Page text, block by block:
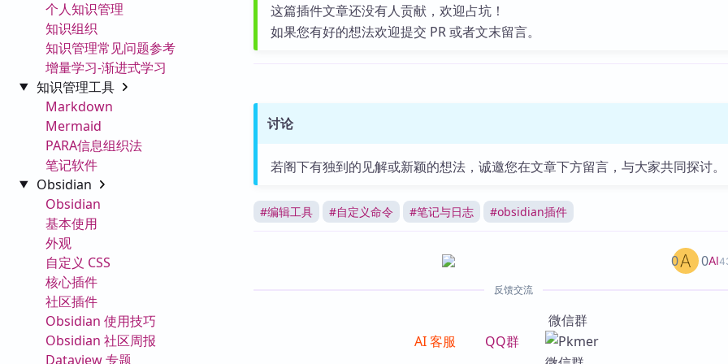
个人知识管理
知识组织
知识管理常见问题参考
增量学习-渐进式学习
知识管理工具
Markdown
Mermaid
PARA信息组织法
笔记软件
Obsidian
Obsidian
基本使用
外观
自定义 CSS
核心插件
社区插件
Obsidian 使用技巧
Obsidian 社区周报
Dataview 专题
这篇插件文章还没有人贡献，欢迎占坑！
如果您有好的想法欢迎提交 PR 或者文末留言。
讨论
若阁下有独到的见解或新颖的想法，诚邀您在文章下方留言，与大家共同探讨。
#编辑工具 #自定义命令 #笔记与日志 #obsidian插件
AI
0 0
反馈交流
AI 客服 QQ群
微信群